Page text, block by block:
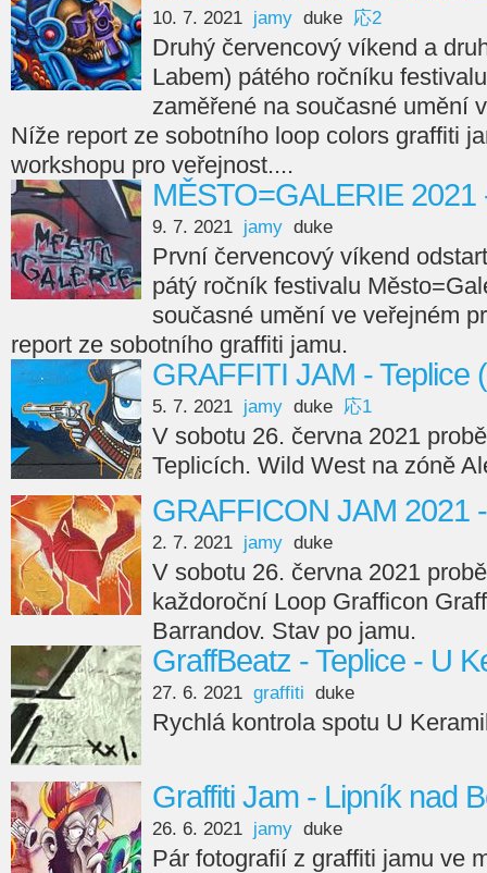
10. 7. 2021 jamy duke 応2
Druhý červencový víkend a
Labem) pátého ročníku
zaměřené na současné umění
Níže report ze sobotního loop colors graffiti
workshopu pro veřejnost....
MĚSTO=GALERIE
9. 7. 2021 jamy duke
První červencový víkend
pátý ročník festivalu
současné umění ve veřejném
report ze sobotního graffiti jamu.
GRAFFITI JAM - Teplice
5. 7. 2021 jamy duke 応1
V sobotu 26. června 2021
Teplicích. Wild West na zóně
GRAFFICON JAM 2021
2. 7. 2021 jamy duke
V sobotu 26. června 2021
každoroční Loop Grafficon
Barrandov. Stav po jamu.
GraffBeatz - Teplice - U
27. 6. 2021 graffiti duke
Rychlá kontrola spotu U
Graffiti Jam - Lipník nad
26. 6. 2021 jamy duke
Pár fotografií z graffiti jamu ve